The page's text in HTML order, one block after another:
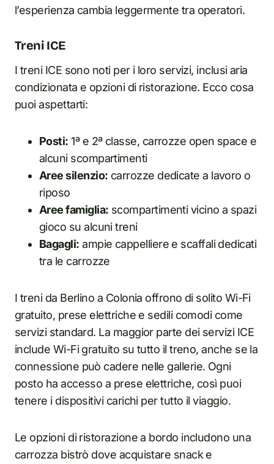
l’esperienza cambia leggermente tra operatori.
Treni ICE
I treni ICE sono noti per i loro servizi, inclusi aria
condizionata e opzioni di ristorazione. Ecco cosa
puoi aspettarti:
Posti: 1ª e 2ª classe, carrozze open space e
alcuni scompartimenti
Aree silenzio: carrozze dedicate a lavoro o
riposo
Aree famiglia: scompartimenti vicino a spazi
gioco su alcuni treni
Bagagli: ampie cappelliere e scaffali dedicati
tra le carrozze
I treni da Berlino a Colonia offrono di solito Wi-Fi
gratuito, prese elettriche e sedili comodi come
servizi standard. La maggior parte dei servizi ICE
include Wi-Fi gratuito su tutto il treno, anche se la
connessione può cadere nelle gallerie. Ogni
posto ha accesso a prese elettriche, così puoi
tenere i dispositivi carichi per tutto il viaggio.
Le opzioni di ristorazione a bordo includono una
carrozza bistrò dove acquistare snack e